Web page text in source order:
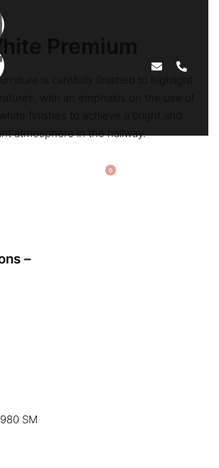
0
Premium
is carefully finished to highlight
with an emphasis on the use of
finishes to achieve a bright and
atmosphere in the hallway.
–
SM